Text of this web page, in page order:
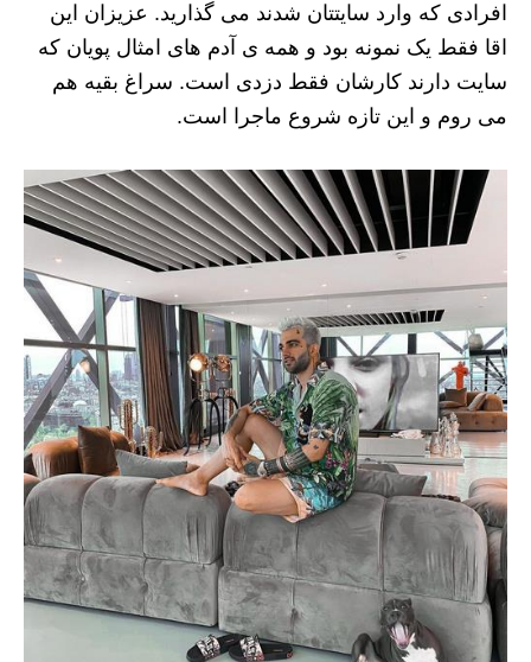
افرادی که وارد سایتتان شدند می گذارید. عزیزان این
اقا فقط یک نمونه بود و همه ی آدم های امثال پویان که
سایت دارند کارشان فقط دزدی است. سراغ بقیه هم
می روم و این تازه شروع ماجرا است.